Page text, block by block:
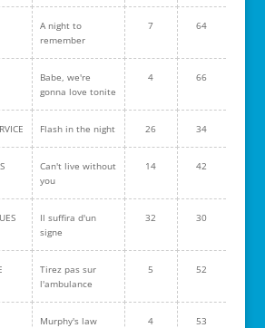
A night to
remember
7 64
Babe, we're
gonna love tonite
4 66
Flash in the night 26 34
Can't live without
you
14 42
Il suffira d'un
signe
32 30
Tirez pas sur
l'ambulance
5 52
Murphy's law 4 53